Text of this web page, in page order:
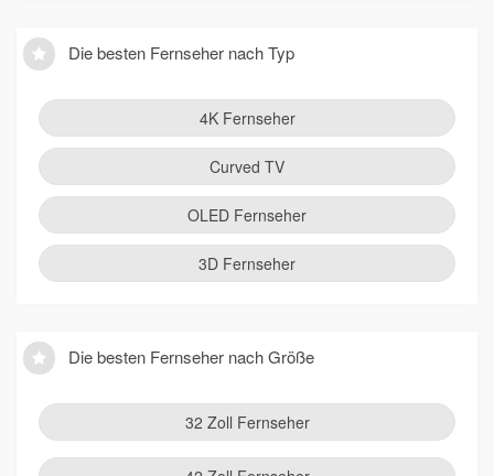
Die besten Fernseher nach Typ
4K Fernseher
Curved TV
OLED Fernseher
3D Fernseher
Die besten Fernseher nach Größe
32 Zoll Fernseher